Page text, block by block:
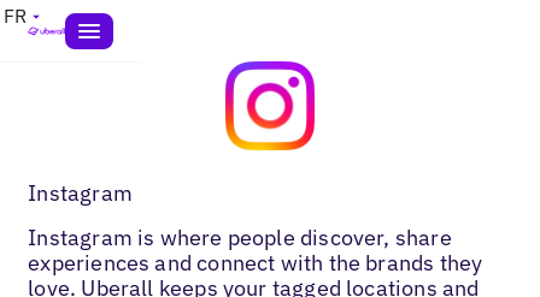
FR
Instagram
Instagram is where people discover, share
experiences and connect with the brands they
love. Uberall keeps your tagged locations and